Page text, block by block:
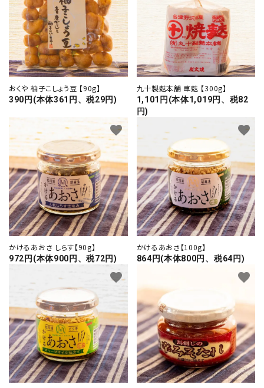
おくや 柚子こしょう豆 【90g】
390円(本体361円、税29円)
九十製麩本舗 車麩 【300g】
1,101円(本体1,019円、税82
円)
かけるあおさ しらす【90g】
972円(本体900円、税72円)
favorite
かけるあおさ【100g】
864円(本体800円、税64円)
favorite
favorite favorite